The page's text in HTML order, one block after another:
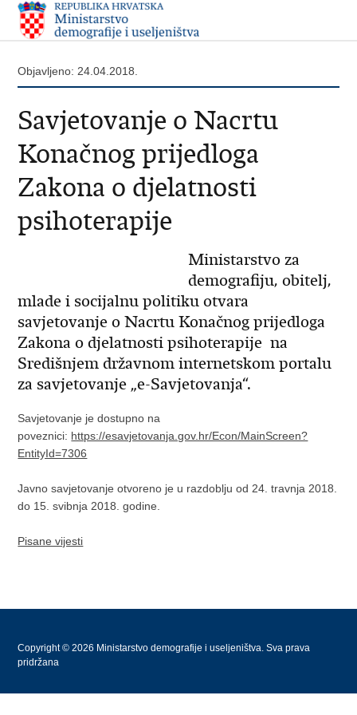
Objavljeno: 24.04.2018.
Savjetovanje o Nacrtu
Konačnog prijedloga
Zakona o djelatnosti
psihoterapije
Ministarstvo za
demografiju, obitelj,
mlade i socijalnu politiku otvara
savjetovanje o Nacrtu Konačnog prijedloga
Zakona o djelatnosti psihoterapije na
Središnjem državnom internetskom portalu
za savjetovanje „e-Savjetovanja“.
Savjetovanje je dostupno na
poveznici: https://esavjetovanja.gov.hr/Econ/MainScreen?
EntityId=7306
Javno savjetovanje otvoreno je u razdoblju od 24. travnja 2018.
do 15. svibnja 2018. godine.
Pisane vijesti
Copyright © 2026 Ministarstvo demografije i useljeništva. Sva prava
pridržana